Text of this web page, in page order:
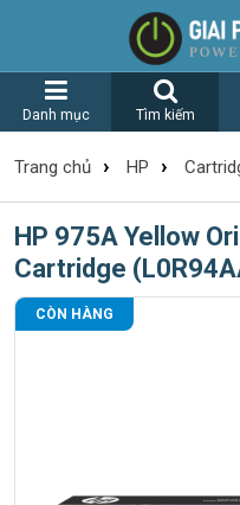
Danh mục Tìm kiếm
Trang chủ › HP ›
HP 975A Yellow
Cartridge
CÒN HÀNG